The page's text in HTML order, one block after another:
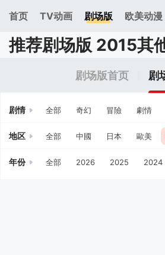
首页 TV动画 剧场版 欧美动漫
我的观影记录
推荐剧场版 2015其
剧场版首页 剧
剧情 全部 奇幻 冒險 劇情
地区 全部 中國 日本 歐美
年份 全部 2026 2025 2024